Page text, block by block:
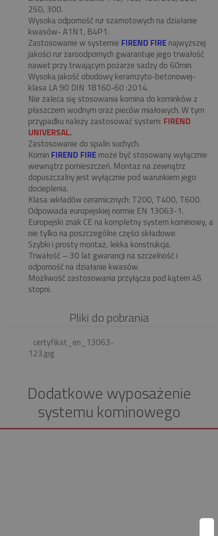
250, 300.
Wysoka odporność rur szamotowych na działanie
kwasów- A1N1, B4P1.
Zastosowanie w systemie FIREND FIREnajwyższej
jakości rur żaroodpornych gwarantuje jego trwałość
nawet przy trwającym pożarze sadzy do 60min.
Wysoka jakość obudowy keramzyto-betonowej-
klasa LA 90 DIN 18160-60 :2014.
Nie zaleca się stosowania komina do kominków z
płaszczem wodnym oraz pieców miałowych. W tym
przypadku należy zastosować system: FIREND
UNIVERSAL.
Zastosowanie do spalin suchych.
Komin FIREND FIREmoże być stosowany wyłącznie
wewnątrz pomieszczeń. Montaż na zewnątrz
dopuszczalny jest wyłącznie pod warunkiem jego
docieplenia.
Klasa wkładów ceramicznych: T200, T400, T600.
Odpowiada europejskiej normie EN 13063-1.
Europejski znak CE na kompletny system kominowy, a
nie tylko na poszczególne części składowe.
Szybki i prosty montaż, lekka konstrukcja.
Trwałość – 30 lat gwarancji na szczelność i
odporność na działanie kwasów.
Możliwość zastosowania przyłącza pod kątem 45
stopni.
Pliki do pobrania
certyfikat_en_13063-
123.jpg
Dodatkowe wyposażenie
systemu kominowego